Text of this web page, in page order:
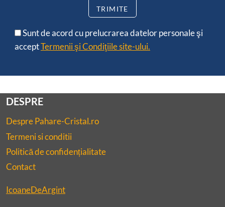
Sunt de acord cu prelucrarea datelor personale şi
acceptTermenii şi Condiţiile site-ului.
DESPRE
Despre Pahare-Cristal.ro
Termeni si conditii
Politică de confidențialitate
Contact
IcoaneDeArgint